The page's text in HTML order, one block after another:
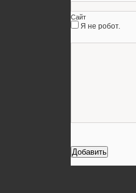
Сайт
Я не робот.